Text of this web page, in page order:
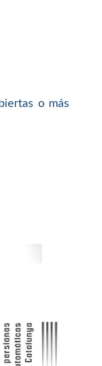
o más